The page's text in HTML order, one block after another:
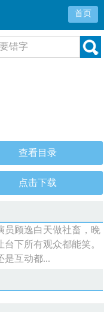
首页
查看目录
点击下载
顾逸白天做社畜，晚
下所有观众都能笑。
是互动都...